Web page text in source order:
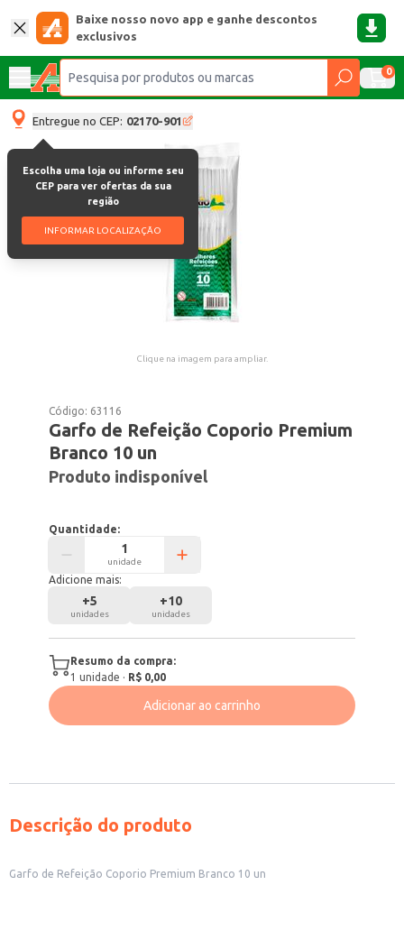
Baixe nosso novo app e ganhe descontos
exclusivos
0
Entregue no CEP: 02170-901
Escolha uma loja ou informe seu
CEP para ver ofertas da sua
região
INFORMAR LOCALIZAÇÃO
Clique na imagem para ampliar.
Código: 63116
Garfo de Refeição Coporio Premium
Branco 10 un
Produto indisponível
Quantidade:
unidade
Adicione mais:
+5
unidades
+10
unidades
Resumo da compra:
1 unidade · R$ 0,00
Adicionar ao carrinho
Descrição do produto
Garfo de Refeição Coporio Premium Branco 10 un